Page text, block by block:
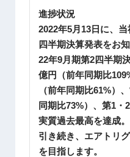
進捗状況
2022年5月13日に、
四半期決算発表をお
22年9月期第2四半期
億円（前年同期比
（前年同期比61%）
同期比73%）、第1
実質過去最高を達成。
引き続き、エアトリ
を目指します。